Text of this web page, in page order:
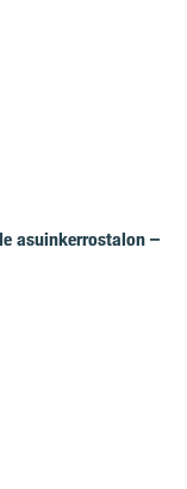
asuinkerrostalon –